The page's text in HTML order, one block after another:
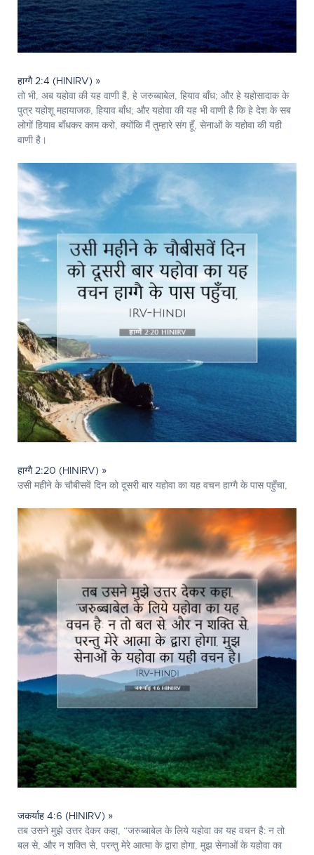
हाग्गै 2:4 (HINIRV) »
तो भी, अब यहोवा की यह वाणी है, हे जरुब्बाबेल, हियाव बाँध; और हे यहोसादाक के
पुत्र यहोशू महायाजक, हियाव बाँध; और यहोवा की यह भी वाणी है कि हे देश के सब
लोगों हियाव बाँधकर काम करो, क्योंकि मैं तुम्हारे संग हूँ, सेनाओं के यहोवा की यही
वाणी है।
हाग्गै 2:20 (HINIRV) »
उसी महीने के चौबीसवें दिन को दूसरी बार यहोवा का यह वचन हाग्गै के पास पहुँचा,
जकर्याह 4:6 (HINIRV) »
तब उसने मुझे उत्तर देकर कहा, “जरुब्बाबेल के लिये यहोवा का यह वचन है: न तो
बल से, और न शक्ति से, परन्तु मेरे आत्मा के द्वारा होगा, मुझ सेनाओं के यहोवा का